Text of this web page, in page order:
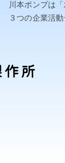
川本ポンプは
３つの企業活